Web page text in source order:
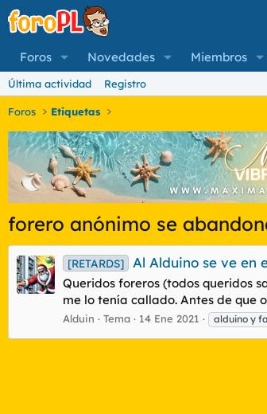
Foros Novedades Miembros
Última actividad Registro
Foros Etiquetas
forero anónimo se
[RETARDS] Al Alduino se ve en
Queridos foreros (todos queridos
me lo tenía callado. Antes de que
Alduin Tema 14 Ene 2021 alduino y